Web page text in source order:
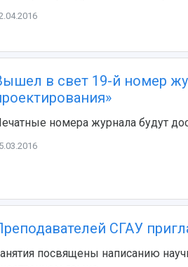
в свет 19-й номер
номера журнала будут
СГАУ
посвящены написанию